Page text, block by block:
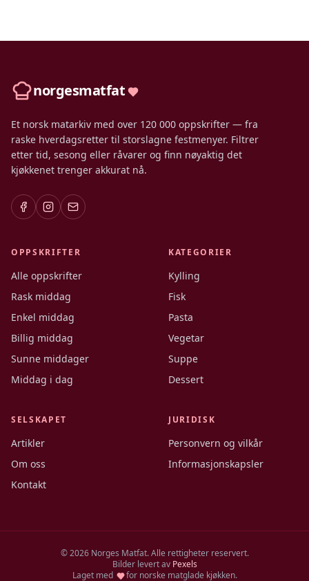
norgesmatfat
Et norsk matarkiv med over 120 000 oppskrifter — fra
raske hverdagsretter til storslagne festmenyer. Filtrer
etter tid, sesong eller råvarer og finn nøyaktig det
kjøkkenet trenger akkurat nå.
OPPSKRIFTER
Alle oppskrifter
Rask middag
Enkel middag
Billig middag
Sunne middager
Middag i dag
KATEGORIER
Kylling
Fisk
Pasta
Vegetar
Suppe
Dessert
SELSKAPET
Artikler
Om oss
Kontakt
JURIDISK
Personvern og vilkår
Informasjonskapsler
©2026Norges Matfat. Alle rettigheter reservert.
Bilder levert av Pexels
Laget med
for norske matglade kjøkken.